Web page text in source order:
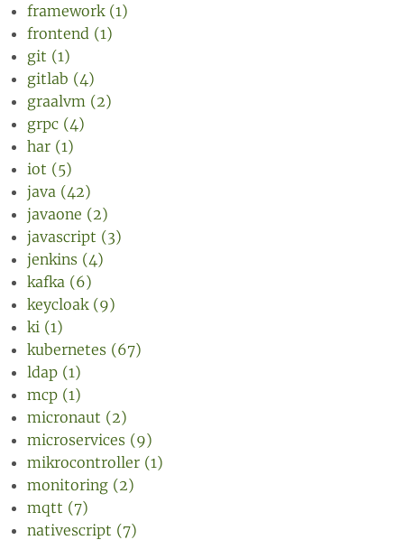
framework (1)
frontend (1)
git (1)
gitlab (4)
graalvm (2)
grpc (4)
har (1)
iot (5)
java (42)
javaone (2)
javascript (3)
jenkins (4)
kafka (6)
keycloak (9)
ki (1)
kubernetes (67)
ldap (1)
mcp (1)
micronaut (2)
microservices (9)
mikrocontroller (1)
monitoring (2)
mqtt (7)
nativescript (7)